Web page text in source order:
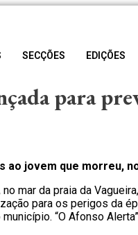
SECÇÕES EDIÇÕES
para
jovem que morreu,
mar da praia da
para os perigos da
“O Afonso